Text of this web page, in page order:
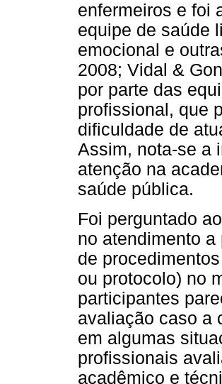
enfermeiros e foi
equipe de saúde
emocional e
2008; Vidal &
por parte das
profissional, que
dificuldade de
Assim, nota-se a
atenção na
saúde pública.
Foi perguntado
no atendimento
de
ou protocolo) no
participantes
avaliação caso a
em algumas
profissionais
acadêmico e